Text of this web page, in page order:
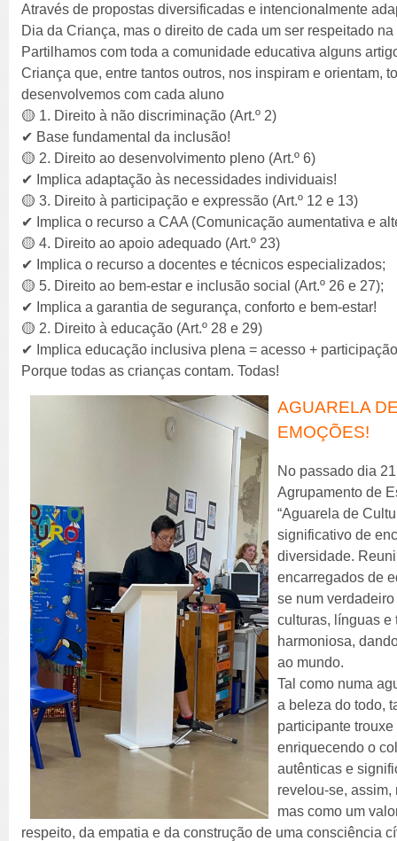
Através de propostas diversificadas e intencionalmente
Dia da Criança, mas o direito de cada um ser respeitado
Partilhamos com toda a comunidade educativa alguns
Criança que, entre tantos outros, nos inspiram e orientam,
desenvolvemos com cada aluno
🟡 1. Direito à não discriminação (Art.º 2)
✔ Base fundamental da inclusão!
🟡 2. Direito ao desenvolvimento pleno (Art.º 6)
✔ Implica adaptação às necessidades individuais!
🟡 3. Direito à participação e expressão (Art.º 12 e 13)
✔ Implica o recurso a CAA (Comunicação aumentativa e
🟡 4. Direito ao apoio adequado (Art.º 23)
✔ Implica o recurso a docentes e técnicos especializados;
🟡 5. Direito ao bem-estar e inclusão social (Art.º 26 e 27);
✔ Implica a garantia de segurança, conforto e bem-estar!
🟡 2. Direito à educação (Art.º 28 e 29)
✔ Implica educação inclusiva plena = acesso +
Porque todas as crianças contam. Todas!
AGUARELA
EMOÇÕES!
No passado dia
Agrupamento de
“Aguarela de
significativo de
diversidade.
encarregados de
se num
culturas, línguas e
harmoniosa,
ao mundo.
Tal como numa
a beleza do todo,
participante
enriquecendo o
autênticas e
revelou-se,
mas como um
respeito, da empatia e da construção de uma consciência